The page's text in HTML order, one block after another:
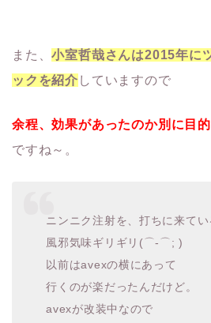
また、小室哲哉さんは2015年に
ックを紹介 していますので
余程、効果があったのか別に目
ですね～。
ニンニク注射を、打ちに来てい
風邪気味ギリギリ(⌒-⌒; )
以前はavexの横にあって
行くのが楽だったんだけど。
avexが改装中なので